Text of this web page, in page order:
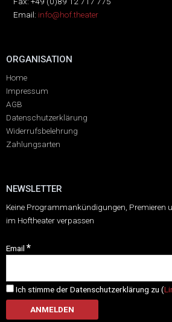
Email: info@hof.theater
ORGANISATION
Home
Impressum
AGB
Datenschutzerklärung
Widerrufsbelehrung
Zahlungsarten
NEWSLETTER
Keine Programmankündigungen, Premieren
im Hoftheater verpassen
Email *
Ich stimme der Datenschutzerklärung zu (